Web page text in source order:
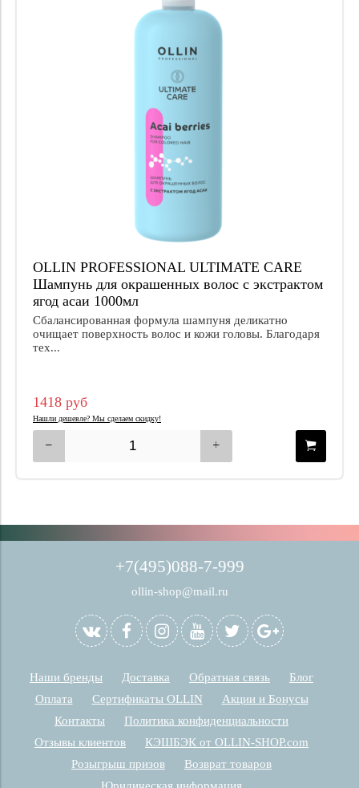
OLLIN PROFESSIONAL ULTIMATE CARE
Шампунь для окрашенных волос с экстрактом
ягод асаи 1000мл
Сбалансированная формула шампуня деликатно
очищает поверхность волос и кожи головы. Благодаря
тех...
1418 руб
Нашли дешевле? Мы сделаем скидку!
+7(495)088-7-999
ollin-shop@mail.ru
Наши бренды Доставка Обратная связь
Блог
Оплата
Сертификаты OLLIN
Акции и Бонусы
Контакты
Политика конфиденциальности
Отзывы клиентов
КЭШБЭК от OLLIN-SHOP.com
Розыгрыш призов
Возврат товаров